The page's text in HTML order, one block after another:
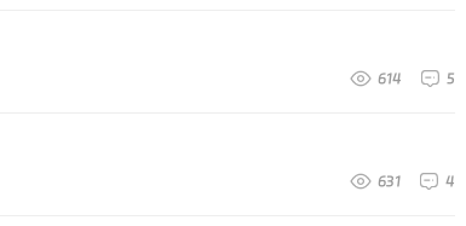
5
614
4
631